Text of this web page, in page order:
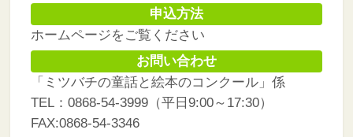
申込方法
ホームページをご覧ください
お問い合わせ
「ミツバチの童話と絵本のコンクール」係
TEL：0868-54-3999（平日9:00～17:30）
FAX:0868-54-3346